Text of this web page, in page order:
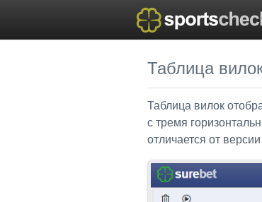
Таблица
Таблица вилок
с тремя
отличается от